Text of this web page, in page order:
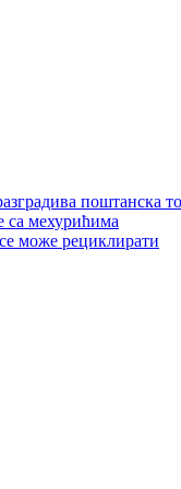
поштанска
са мехурићима
може рециклирати